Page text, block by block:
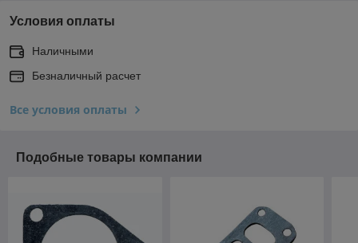
Условия оплаты
Наличными
Безналичный расчет
Все условия оплаты
Подобные товары компании